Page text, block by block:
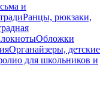
и
Ранцы, рюкзаки,
Обложки
Органайзеры, детские
для школьников и